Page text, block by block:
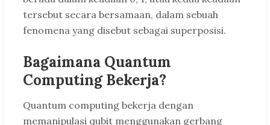
tersebut secara bersamaan, dalam sebuah
fenomena yang disebut sebagai superposisi.
Bagaimana Quantum
Computing Bekerja?
Quantum computing bekerja dengan
memanipulasi qubit menggunakan gerbang